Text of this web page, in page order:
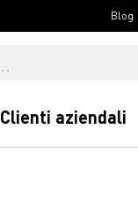
Blog
Clienti aziendali